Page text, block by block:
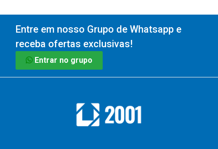
Entre em nosso Grupo de Whatsapp e
receba ofertas exclusivas!
Entrar no grupo